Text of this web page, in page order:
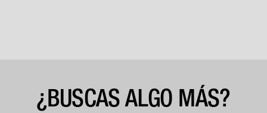
¿BUSCAS ALGO MÁS?